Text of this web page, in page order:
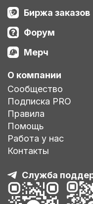
Биржа заказов
Форум
Мерч
О компании
Сообщество
Подписка PRO
Правила
Помощь
Работа у нас
Контакты
Служба